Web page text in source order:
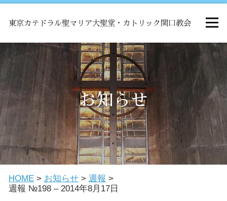
東京カテドラル聖マリア大聖堂・カトリック関口教会
HOME
ミサ
お知らせ
関口教会について
教会学校・中高生会
お知らせ
HOME> お知らせ> 週報 >
週報 №198 – 2014年8月17日